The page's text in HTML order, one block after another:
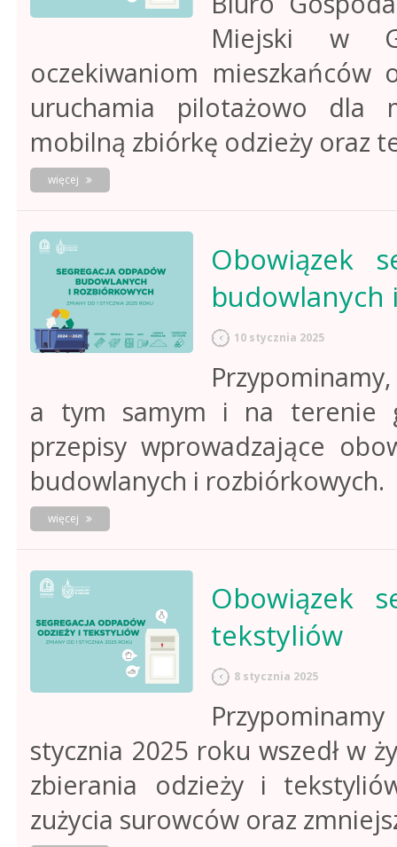
Miejski w
oczekiwaniom
uruchamia pilotażowo dla
mobilną zbiórkę odzieży oraz
więcej o
mobilna
zbiórka
Obowiązek
budowlanych
10 stycznia 2025
a tym samym i na terenie
przepisy wprowadzające
budowlanych i rozbiórkowych.
więcej o
obowiązek
selektywnego
budowlanych
rozbiórkowych
Obowiązek
tekstyliów
8 stycznia 2025
stycznia 2025 roku wszedł w
zbierania odzieży i
zużycia surowców oraz